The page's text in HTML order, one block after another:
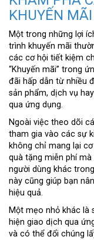
KHUYẾN MÃI
Một trong những lợi
trình khuyến mãi
các cơ hội tiết kiệm
“Khuyến mãi” trong
đãi hấp dẫn từ nhiều
sản phẩm, dịch vụ
qua ứng dụng.
Ngoài việc theo dõi
tham gia vào các sự
không chỉ mang lại
quà tặng miễn phí
người dùng khác
này cũng giúp bạn
hiệu quả.
Một mẹo nhỏ khác là
hiện giao dịch qua
và có thể đổi chúng